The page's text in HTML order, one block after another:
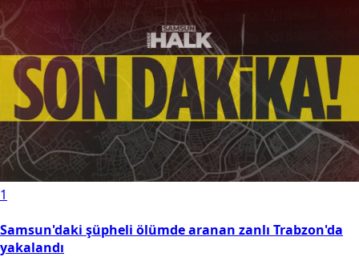
1
Samsun'daki şüpheli ölümde aranan zanlı Trabzon'da
yakalandı